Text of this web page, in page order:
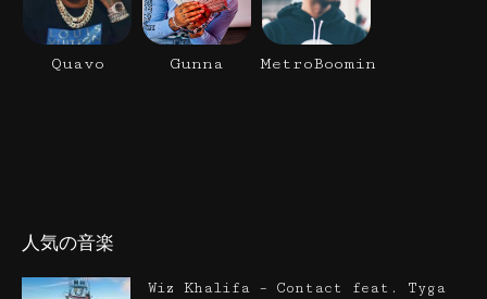
Quavo Gunna MetroBoomin
人気の音楽
Wiz Khalifa – Contact feat. Tyga